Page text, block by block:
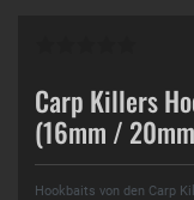
Carp Killers
(16mm /
Hookbaits von den Carp